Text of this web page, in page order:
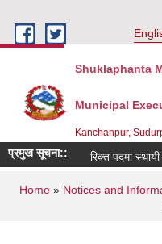
Shuklaphanta
Municipal
Kanchanpur,
प्रमुख सूचना:: रिक्त पदमा
You are here
Home» Notices and